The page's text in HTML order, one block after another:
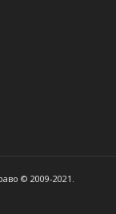
© 2009-2021.